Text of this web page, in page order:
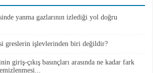
yanma gazlarının izlediği yol doğru
greslerin işlevlerinden biri değildir?
giriş-çıkış basınçları arasında ne kadar fark